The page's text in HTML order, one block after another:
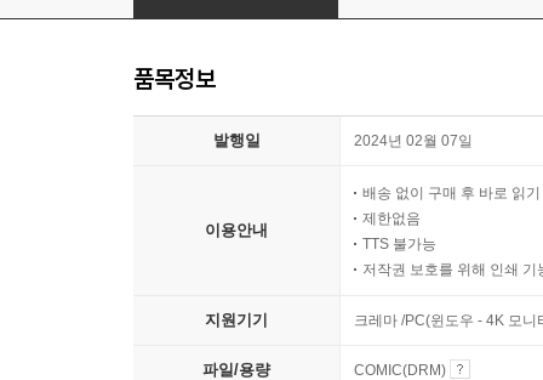
품목정보
발행일 2024년 02월 07일
이용안내
배송 없이 구매 후 바로 읽기
제한없음
TTS 불가능
저작권 보호를 위해 인쇄 기
지원기기 크레마 /PC(윈도우 - 4K 모
파일/용량 COMIC(DRM)